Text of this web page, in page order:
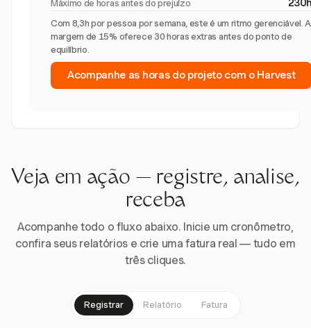
Máximo de horas antes do prejuízo
Com 8,3h por pessoa por semana, este é um ritmo gerenciável. A
margem de 15% oferece 30 horas extras antes do ponto de
equilíbrio.
Acompanhe as horas do projeto com o Harvest
Veja em ação — registre, analise,
receba
Acompanhe todo o fluxo abaixo. Inicie um cronômetro,
confira seus relatórios e crie uma fatura real — tudo em
três cliques.
Registrar Relatório Fatura